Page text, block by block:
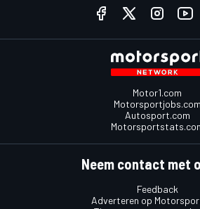
Motor1.com
Motorsportjobs.com
Autosport.com
Neem contact met
Feedback
Adverteren op